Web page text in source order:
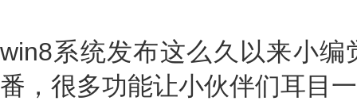
win8系统发布这么久以来小
番，很多功能让小伙伴们耳目